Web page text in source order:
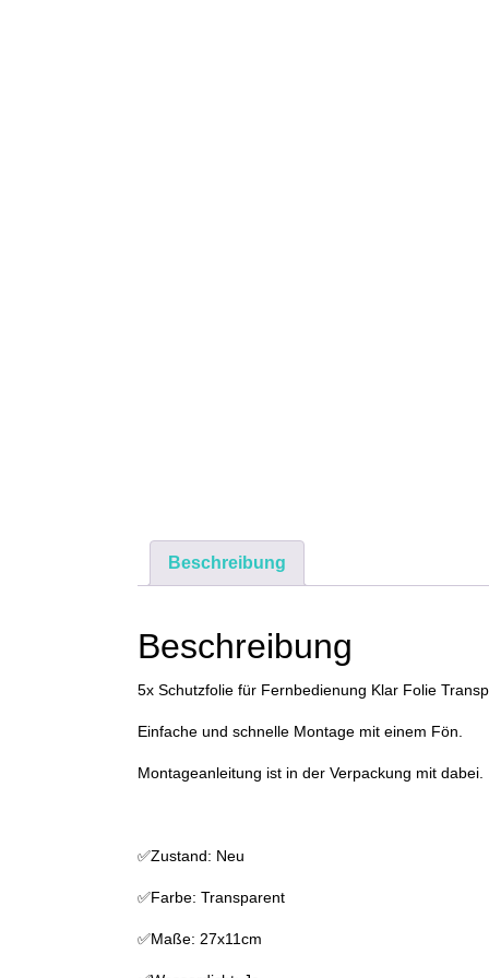
Beschreibung
Beschreibung
5x Schutzfolie für Fernbedienung Klar Folie
Einfache und schnelle Montage mit einem Fön.
Montageanleitung ist in der Verpackung mit dabei.
✅Zustand: Neu
✅Farbe: Transparent
✅Maße: 27x11cm